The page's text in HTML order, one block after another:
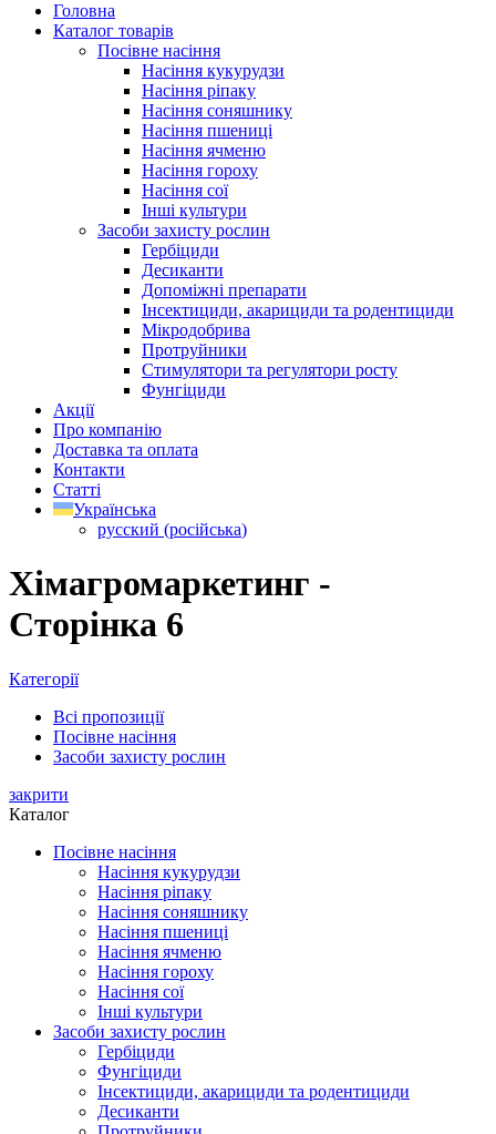
Головна
Каталог товарів
Посівне насіння
Насіння кукурудзи
Насіння ріпаку
Насіння соняшнику
Насіння пшениці
Насіння ячменю
Насіння гороху
Насіння сої
Інші культури
Засоби захисту рослин
Гербіциди
Десиканти
Допоміжні препарати
Інсектициди, акарициди та родентициди
Мікродобрива
Протруйники
Стимулятори та регулятори росту
Фунгіциди
Акції
Про компанію
Доставка та оплата
Контакти
Статті
Українська
русский (російська)
Хімагромаркетинг -
Сторінка 6
Категорії
Всі пропозиції
Посівне насіння
Засоби захисту рослин
закрити
Каталог
Посівне насіння
Насіння кукурудзи
Насіння ріпаку
Насіння соняшнику
Насіння пшениці
Насіння ячменю
Насіння гороху
Насіння сої
Інші культури
Засоби захисту рослин
Гербіциди
Фунгіциди
Інсектициди, акарициди та родентициди
Десиканти